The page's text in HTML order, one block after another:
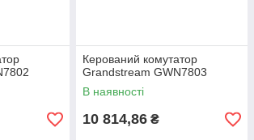
Керований комутатор
Grandstream GWN7803
В наявності
10 814,86 ₴